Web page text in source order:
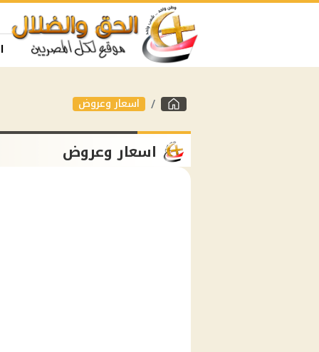
اسعار وعروض
اسعار وعروض